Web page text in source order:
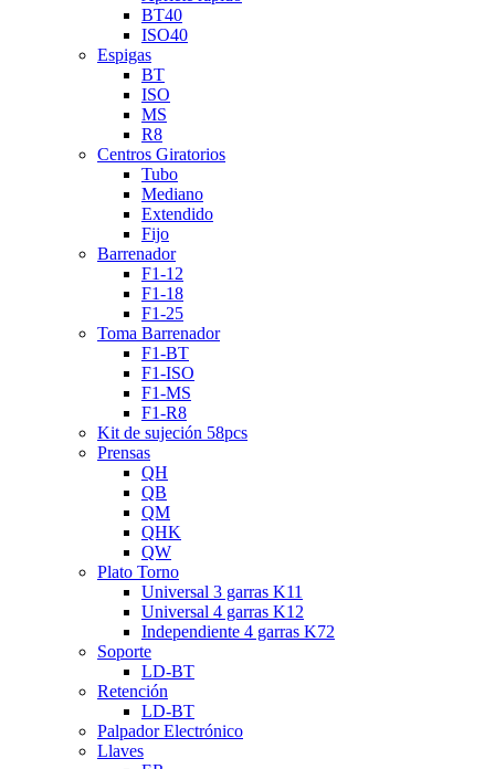
BT40
ISO40
Espigas
BT
ISO
MS
R8
Centros Giratorios
Tubo
Mediano
Extendido
Fijo
Barrenador
F1-12
F1-18
F1-25
Toma Barrenador
F1-BT
F1-ISO
F1-MS
F1-R8
Kit de sujeción 58pcs
Prensas
QH
QB
QM
QHK
QW
Plato Torno
Universal 3 garras K11
Universal 4 garras K12
Independiente 4 garras K72
Soporte
LD-BT
Retención
LD-BT
Palpador Electrónico
Llaves